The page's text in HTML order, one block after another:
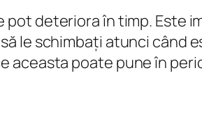
deteriora în timp. Este
le schimbați atunci când
aceasta poate pune în